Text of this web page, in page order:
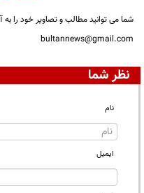
شما می توانید مطالب و تصاویر خود را به
bultannews@gmail.com
نظر شما
نام
ایمیل